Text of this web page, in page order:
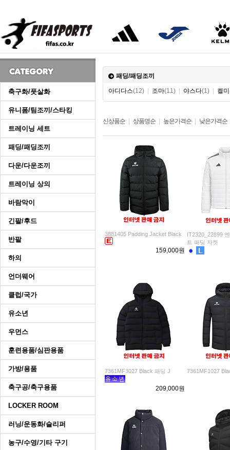
축구화/풋살화
유니폼/팀조끼/스타킹
트레이닝 세트
패딩/패딩조끼
다운/다운조끼
트레이닝 상의
바람막이
긴팔/후드
반팔
하의
언더웨어
클럽/국가
유소년
우먼스
훈련용품/심판용품
가방/용품
축구공/축구용품
LOCKER ROOM
러닝/운동화/슬리퍼
농구/수영/기타 구기
패딩/패딩조끼
아디다스(12) 조마(11) 야스다(1) 켈미
신상품순 상품명순 높은가격순 낮은가격순
3881405 Padding Jacket Black
159,000원
IT2320_22899
트 패딩 자켓
7361MF3027 Black 패딩 J
209,000원
7361MF1027